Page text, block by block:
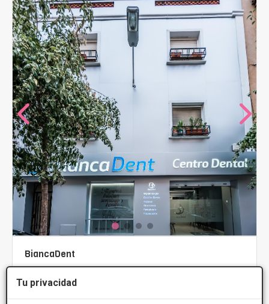
Tu privacidad
BiancaDent
5 10 Opiniones
Calle Maestro Falla, 31, Castellon de la
Plana